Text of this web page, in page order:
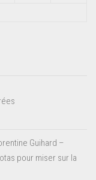
Guihard –
pour miser sur la